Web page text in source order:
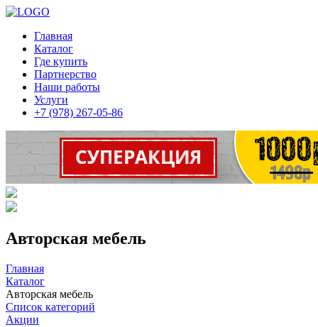
Главная
Каталог
Где купить
Партнерство
Наши работы
Услуги
+7 (978) 267-05-86
Авторская мебель
Главная
Каталог
Авторская мебель
Список категорий
Акции